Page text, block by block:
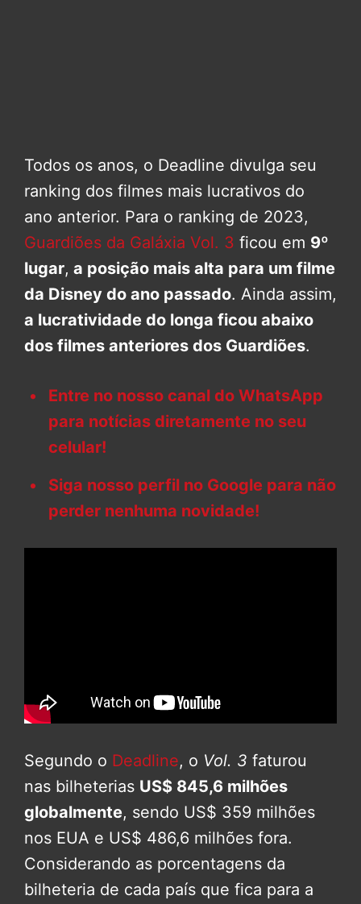
Todos os anos, o Deadline divulga seu
ranking dos filmes mais lucrativos do
ano anterior. Para o ranking de 2023,
Guardiões da Galáxia Vol. 3 ficou em 9º
lugar, a posição mais alta para um filme
da Disney do ano passado. Ainda assim,
a lucratividade do longa ficou abaixo
dos filmes anteriores dos Guardiões.
Entre no nosso canal do WhatsApp
para notícias diretamente no seu
celular!
Siga nosso perfil no Google para não
perder nenhuma novidade!
Segundo o Deadline, o Vol. 3 faturou
nas bilheterias US$ 845,6 milhões
globalmente, sendo US$ 359 milhões
nos EUA e US$ 486,6 milhões fora.
Considerando as porcentagens da
bilheteria de cada país que fica para a